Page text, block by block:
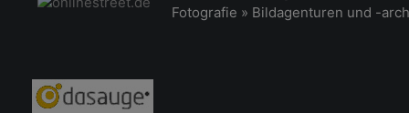
Fotografie » Bildagenturen und -